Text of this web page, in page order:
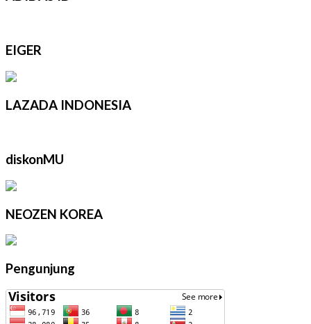
EIGER
LAZADA INDONESIA
diskonMU
NEOZEN KOREA
Pengunjung